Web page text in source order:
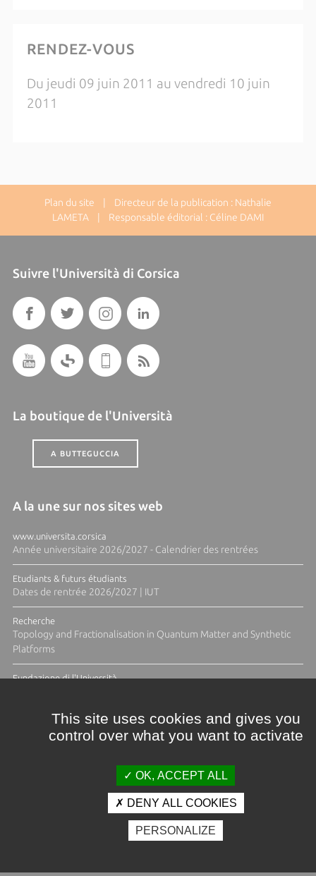
RENDEZ-VOUS
Du jeudi 09 juin 2011 au vendredi 10 juin
2011
Plan du site | Directeur de la publication : Nathalie
LAMETA | Responsable éditorial : Céline DAMI
Suivre l'Università di Corsica
La boutique de l'Università
A BUTTEGUCCIA
A la une sur nos sites web
www.universita.corsica
Année universitaire 2026/2027 - Calendrier des rentrées
Etudiants & futurs étudiants
Dates de rentrée 2026/2027 | IUT
Recherche
Topology and Fractionalisation in Quantum Matter and Synthetic
Platforms
Fundazione di l'Università
Crédits et mentions légales
Espace presse
Photothèque
This site uses cookies and gives you
control over what you want to activate
OK, ACCEPT ALL
DENY ALL COOKIES
PERSONALIZE